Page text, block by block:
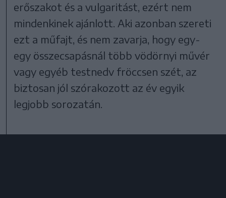
erőszakot és a vulgaritást, ezért nem
mindenkinek ajánlott. Aki azonban szereti
ezt a műfajt, és nem zavarja, hogy egy-
egy összecsapásnál több vödörnyi művér
vagy egyéb testnedv fröccsen szét, az
biztosan jól szórakozott az év egyik
legjobb sorozatán.